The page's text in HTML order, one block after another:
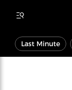
Last Minute